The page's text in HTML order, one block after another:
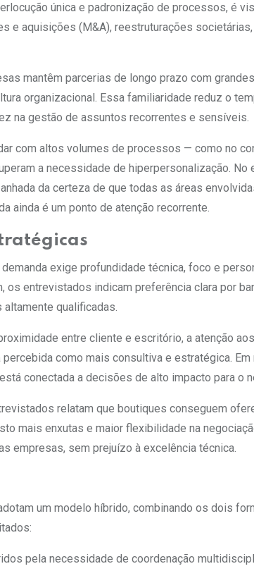
única e padronização de processos, é
e aquisições (M&A), reestruturações
mantêm parcerias de longo prazo com
organizacional. Essa familiaridade reduz o
na gestão de assuntos recorrentes e sensíveis.
com altos volumes de processos — como no
a necessidade de hiperpersonalização. No
da certeza de que todas as áreas
ainda é um ponto de atenção recorrente.
exige profundidade técnica, foco e
entrevistados indicam preferência clara por
qualificadas.
entre cliente e escritório, a atenção
como mais consultiva e estratégica.
conectada a decisões de alto impacto para o
relatam que boutiques conseguem
mais enxutas e maior flexibilidade na
empresas, sem prejuízo à excelência técnica.
um modelo híbrido, combinando os dois
pela necessidade de coordenação